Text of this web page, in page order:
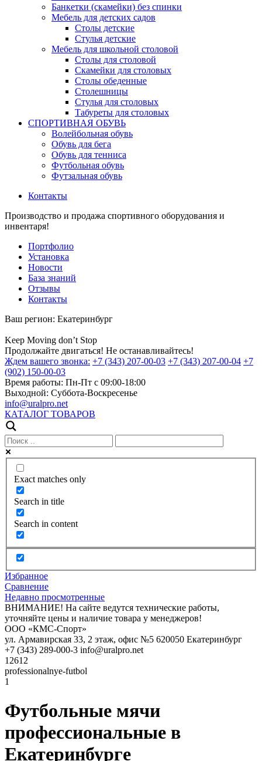
Банкетки (скамейки) без спинки
Мебель для детских садов
Столы детские
Стулья детские
Мебель для школьной столовой
Столы для столовой
Скамейки для столовых
Столы обеденные
Столешницы
Стулья для столовых
Табуреты для столовых
СПОРТИВНАЯ ОБУВЬ
Волейбольная обувь
Обувь для бега
Обувь для тенниса
Футбольная обувь
Футзальная обувь
Контакты
Производство и продажа спортивного оборудования и
инвентаря!
Портфолио
Установка
Новости
База знаний
Отзывы
Контакты
Ваш регион: Екатеринбург
Keep Moving don’t Stop
Продолжайте двигаться! Не останавливайтесь!
Ждем вашего звонка: +7 (343) 207-00-03 +7 (343) 207-00-04 +7
(902) 150-00-03
Время работы: Пн-Пт с 09:00-18:00
Выходной: Суббота-Воскресенье
info@uralpro.net
КАТАЛОГ ТОВАРОВ
Exact matches only
Search in title
Search in content
Избранное
Сравнение
Недавно просмотренные
ВНИМАНИЕ! На сайте ведутся технические работы,
уточняйте цены и наличие товара у менеджеров!
ООО «КМС-Спорт»
ул. Армавирская 33, 2 этаж, офис №5 620050 Екатеринбург
+7 (343) 289-000-3 info@uralpro.net
12612
professionalnye-futbol
1
Футбольные мячи
профессиональные в
Екатеринбурге